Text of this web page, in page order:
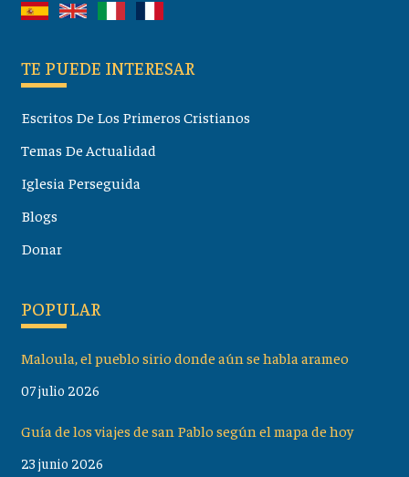
TE PUEDE INTERESAR
Escritos De Los Primeros Cristianos
Temas De Actualidad
Iglesia Perseguida
Blogs
Donar
POPULAR
Maloula, el pueblo sirio donde aún se habla arameo
07 julio 2026
Guía de los viajes de san Pablo según el mapa de hoy
23 junio 2026